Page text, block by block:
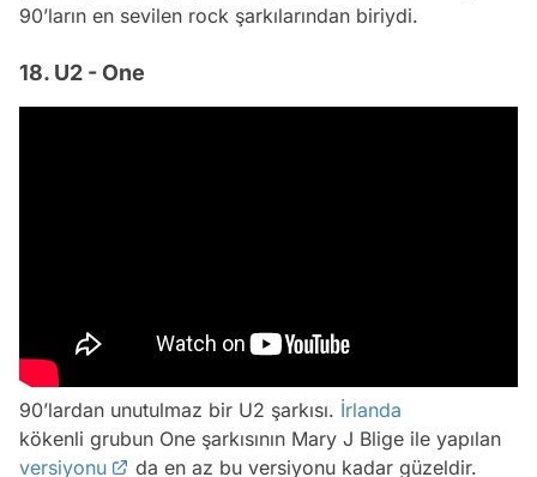
90’ların en sevilen rock şarkılarından biriydi.
18. U2 - One
90’lardan unutulmaz bir U2 şarkısı. İrlanda
kökenli grubun One şarkısının Mary J Blige ile yapılan
versiyonu
da en az bu versiyonu kadar güzeldir.